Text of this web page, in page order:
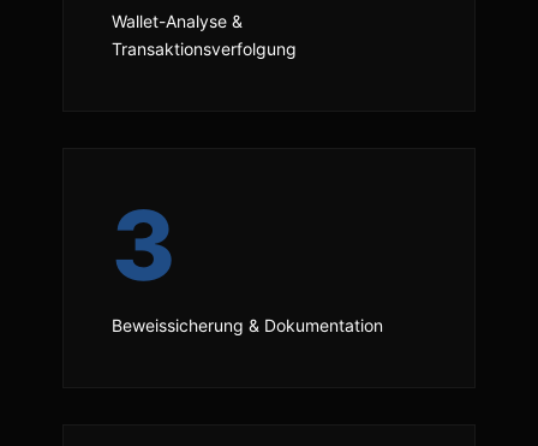
Wallet-Analyse &
Transaktionsverfolgung
3
Beweissicherung & Dokumentation